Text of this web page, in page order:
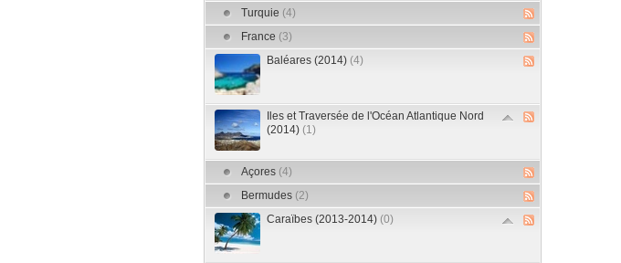
Turquie (4)
France (3)
Baléares (2014) (4)
Iles et Traversée de l'Océan Atlantique Nord
(2014) (1)
Açores (4)
Bermudes (2)
Caraïbes (2013-2014) (0)